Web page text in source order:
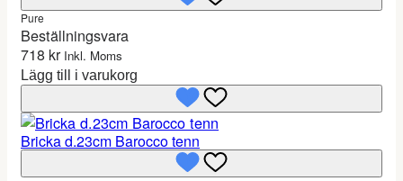
a
p
r
i
s
e
t
v
i
s
e
t
ä
r
:
7
Pure
Beställningsvara
718 kr Inkl. Moms
Lägg till i varukorg
Bricka d.23cm Barocco tenn